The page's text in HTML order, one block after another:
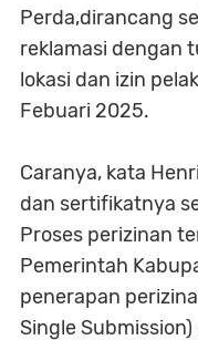
Perda,dirancang
reklamasi dengan
lokasi dan izin
Febuari 2025.
Caranya, kata
dan sertifikatnya
Proses perizinan
Pemerintah
penerapan
Single